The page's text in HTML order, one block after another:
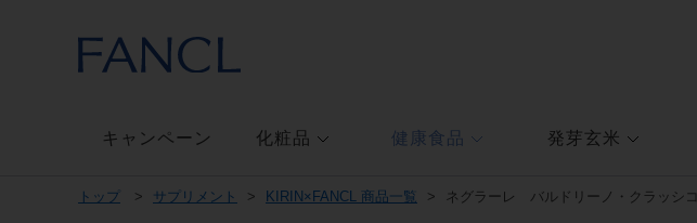
キャンペーン 化粧品 健康食品 発芽玄米
トップ サプリメント KIRIN×FANCL 商品一覧 ネグラーレ バルドリーノ・クラッシコ